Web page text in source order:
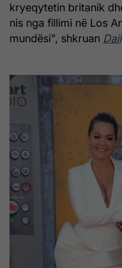
kryeqytetin britanik
nis nga fillimi në Los
mundësi", shkruan